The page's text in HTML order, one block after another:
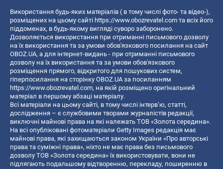
Використання будь-яких матеріалів ( в тому числі фото- та відео-),
розміщених на цьому сайті https://www.obozrevatel.com та всіх його
піддоменах, в будь-якому вигляді суворо заборонено.
Дозволяється використання при отриманні письмового дозволу
на їх використання та за умови обов'язкового посилання на сайт
OBOZ.UA, а для інтернет-видань - при отриманні письмового
дозволу на їх використання та за умови обов'язкового
розміщення прямого, відкритого для пошукових систем,
гіперпосилання на сторінку OBOZ.UA за посиланням
https://www.obozrevatel.com, на якій розміщено оригінальний
матеріал в першому абзаці матеріалу.
Всі матеріали на цьому сайті, в тому числі інтерв’ю, статті,
дослідження – є службовими творами журналістів редакції,
виключні майнові права на які належать ТОВ «Золота середина».
На всі опубліковані фотоматеріали Getty Images редакція має
майнові права, які захищаються законом України «Про авторські
права та суміжні права», ніхто не має права без письмового
дозволу ТОВ «Золота середина» їх використовувати, вони не
підлягають подальшому відтворенню, перекладу, поширенню в